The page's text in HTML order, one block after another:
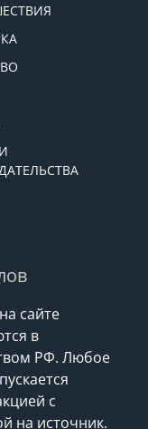
сайте
в
РФ. Любое
с
на источник.